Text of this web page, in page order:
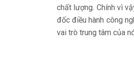
chất lượng. Chính vì
đốc điều hành công
vai trò trung tâm của